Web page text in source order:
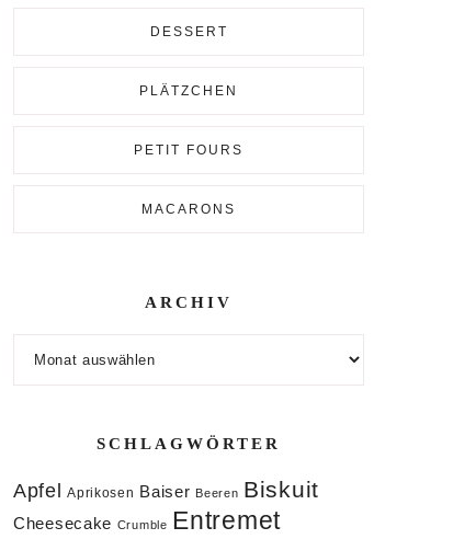
DESSERT
PLÄTZCHEN
PETIT FOURS
MACARONS
ARCHIV
SCHLAGWÖRTER
Apfel Aprikosen Baiser Beeren Biskuit
Cheesecake Crumble Entremet